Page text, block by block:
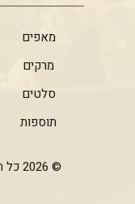
מאפים
מרקים
סלטים
תוספות
© 2026 כל הזכויות שמורות לסירים של גילה